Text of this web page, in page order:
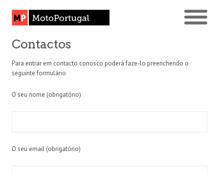
Contactos
Para entrar em contacto conosco poderá faze-lo preenchendo o
seguinte formulário
O seu nome (obrigatório)
O seu email (obrigatório)